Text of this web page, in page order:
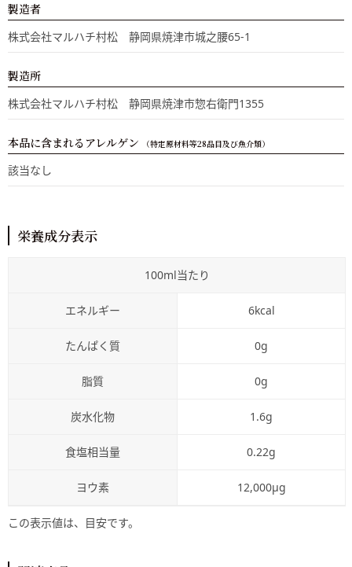
製造者
株式会社マルハチ村松 静岡県焼津市城之腰65-1
製造所
株式会社マルハチ村松 静岡県焼津市惣右衛門1355
本品に含まれるアレルゲン （特定原材料等28品目及び魚介類）
該当なし
栄養成分表示
100ml当たり
エネルギー 6kcal
たんぱく質 0g
脂質 0g
炭水化物 1.6g
食塩相当量 0.22g
ヨウ素 12,000μg
この表示値は、目安です。